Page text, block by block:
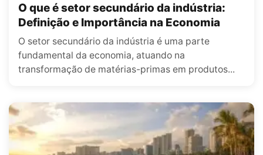
O que é setor secundário da indústria:
Definição e Importância na Economia
O setor secundário da indústria é uma parte
fundamental da economia, atuando na
transformação de matérias-primas em produtos...